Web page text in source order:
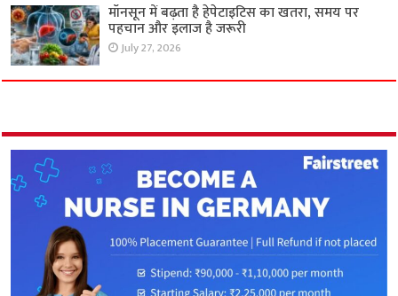
मॉनसून में बढ़ता है हेपेटाइटिस का खतरा, समय पर
पहचान और इलाज है जरूरी
July 27, 2026